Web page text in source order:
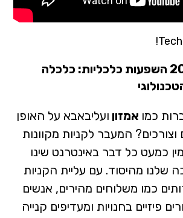
טכנולוגיות 2025 השפעות כלכליות: כלכלה
כמו אמזון ועליבאבא על האופן
וצורכים? המעבר לקניות מקוונות
כמעט כל דבר באינטרנט שינו
שלנו מהיסוד. עם עליית הקניות
כמו משלוחים מהירים, אנשים
פיזיים בחנויות ומעדיפים קנייה